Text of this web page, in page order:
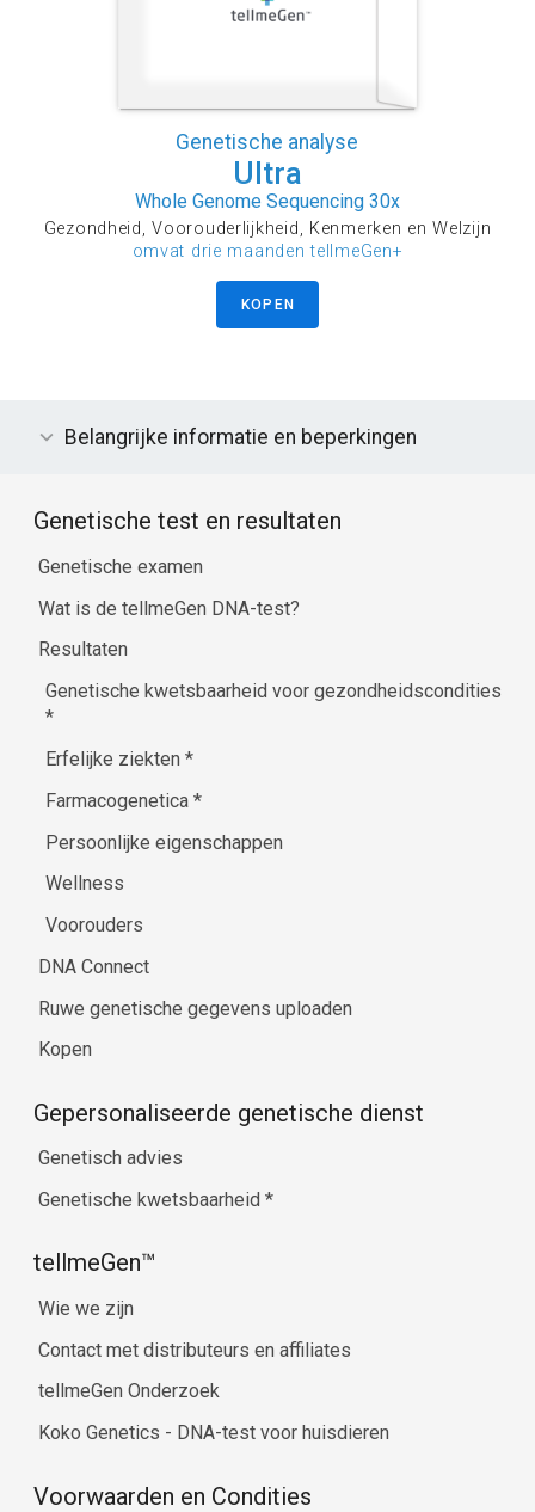
Genetische analyse
Ultra
Whole Genome Sequencing 30x
Gezondheid, Voorouderlijkheid, Kenmerken en Welzijn
omvat drie maanden tellmeGen+
KOPEN
Belangrijke informatie en beperkingen
Genetische test en resultaten
Genetische examen
Wat is de tellmeGen DNA-test?
Resultaten
Genetische kwetsbaarheid voor gezondheidscondities
*
Erfelijke ziekten*
Farmacogenetica*
Persoonlijke eigenschappen
Wellness
Voorouders
DNA Connect
Ruwe genetische gegevens uploaden
Kopen
Gepersonaliseerde genetische dienst
Genetisch advies
Genetische kwetsbaarheid *
tellmeGen™
Wie we zijn
Contact met distributeurs en affiliates
tellmeGen Onderzoek
Koko Genetics - DNA-test voor huisdieren
Voorwaarden en Condities